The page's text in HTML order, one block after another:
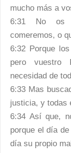
mucho más a
6:31 No os
comeremos, o
6:32 Porque
pero vuestro
necesidad de
6:33 Mas
justicia, y todas
6:34 Así que,
porque el día
día su propio